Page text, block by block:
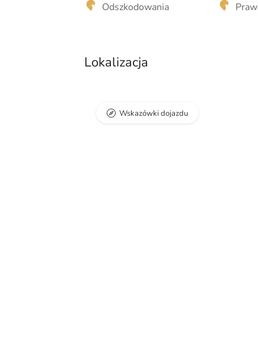
Odszkodowania
Lokalizacja
Wskazówki dojazdu